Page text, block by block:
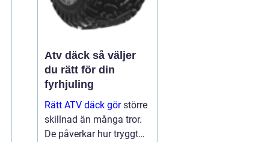
Atv däck så väljer
du rätt för din
fyrhjuling
Rätt ATV däck görstörre
skillnad än många tror.
De påverkar hur tryggt